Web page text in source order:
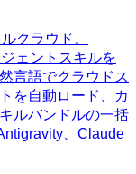
クラウド。
ェントスキルを
言語でクラウドス
を自動ロード、カ
ルバンドルの一括
、Claude